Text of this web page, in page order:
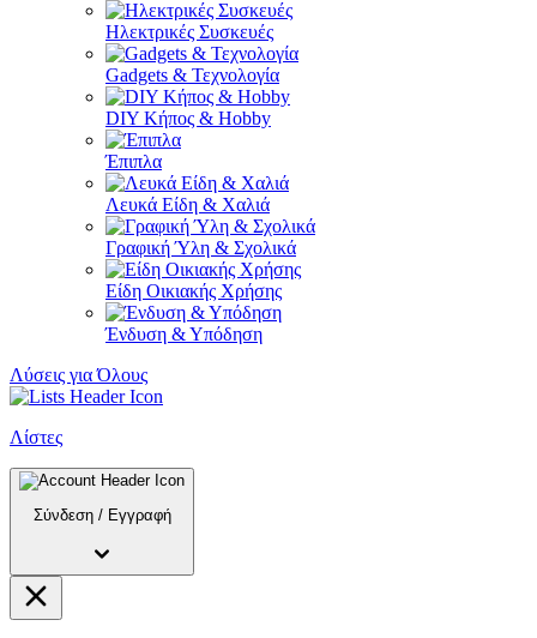
Ηλεκτρικές Συσκευές
Gadgets & Τεχνολογία
DIY Κήπος & Hobby
Έπιπλα
Λευκά Είδη & Χαλιά
Γραφική Ύλη & Σχολικά
Είδη Οικιακής Χρήσης
Ένδυση & Υπόδηση
Λύσεις για Όλους
Λίστες
Σύνδεση / Εγγραφή